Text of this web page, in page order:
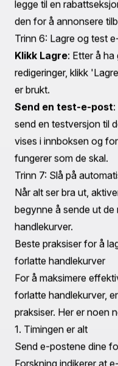
Bruk
e-postoppsettet ved
kan:
Legge til logoen din for
Juster fargepaletten for
Inkludere bilder av høy
forlatt i handlekurven.
Inkluder en sterk
være tydelig og
handlekurven din" kan
forlatte varene.
Trinn 5: Legg til
Insentiver kan
Vurder å legge til en
e-posten. For å gjøre
Legg til en
legge til en
den for å annonsere
Trinn 6: Lagre og test
Klikk Lagre: Etter å ha
redigeringer, klikk